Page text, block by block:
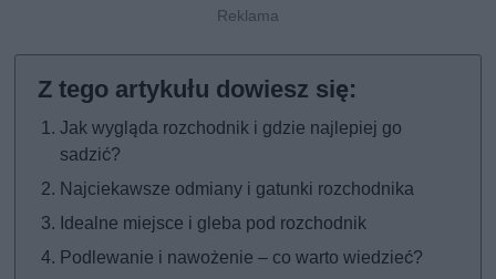
Jak wygląda rozchodnik i gdzie najlepiej go
sadzić?
Najciekawsze odmiany i gatunki rozchodnika
Idealne miejsce i gleba pod rozchodnik
Podlewanie i nawożenie – co warto wiedzieć?